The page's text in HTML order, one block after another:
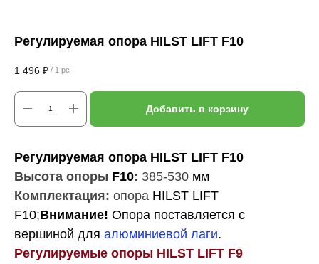
Регулируемая опора HILST LIFT F10
1 496 ₽ / 1 pc
Добавить в корзину
Регулируемая опора HILST LIFT F10
Высота опоры F10: 385-530 мм
Комплектация: опора HILST LIFT
F10;Внимание! Опора поставляется с
вершиной для алюминиевой лаги.
Регулируемые опоры HILST LIFT F9